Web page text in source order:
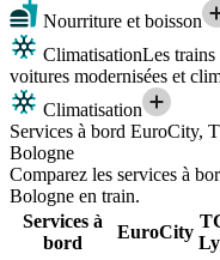
Nourriture et boisson
ClimatisationLes
voitures modernisées et
Climatisation
Services à bord EuroCity,
Bologne
Comparez les services à
Bologne en train.
Services à
bord
EuroCity